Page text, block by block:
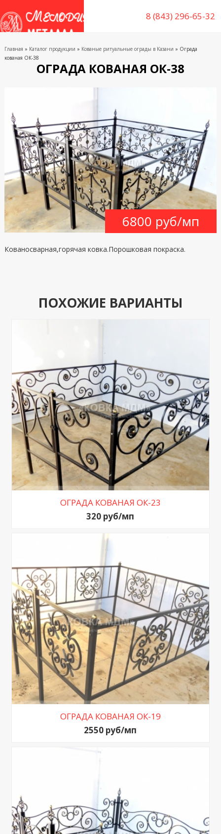
8 (843) 296-65-32
Главная » Каталог продукции » Кованые ритуальные ограды в Казани » Ограда
кованая ОК-38
ОГРАДА КОВАНАЯ ОК-38
6800 руб/мп
Кованосварная,горячая ковка.Порошковая покраска.
ПОХОЖИЕ ВАРИАНТЫ
ОГРАДА КОВАНАЯ ОК-23
320 руб/мп
ОГРАДА КОВАНАЯ ОК-19
2550 руб/мп